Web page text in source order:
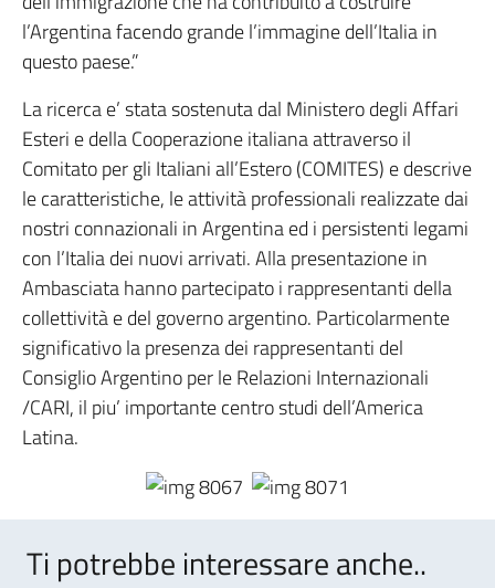
l’Argentina facendo grande l’immagine dell’Italia in
questo paese.”
La ricerca e’ stata sostenuta dal Ministero degli Affari
Esteri e della Cooperazione italiana attraverso il
Comitato per gli Italiani all’Estero (COMITES) e descrive
le caratteristiche, le attività professionali realizzate dai
nostri connazionali in Argentina ed i persistenti legami
con l’Italia dei nuovi arrivati. Alla presentazione in
Ambasciata hanno partecipato i rappresentanti della
collettività e del governo argentino. Particolarmente
significativo la presenza dei rappresentanti del
Consiglio Argentino per le Relazioni Internazionali
/CARI, il piu’ importante centro studi dell’America
Latina.
Ti potrebbe interessare anche..